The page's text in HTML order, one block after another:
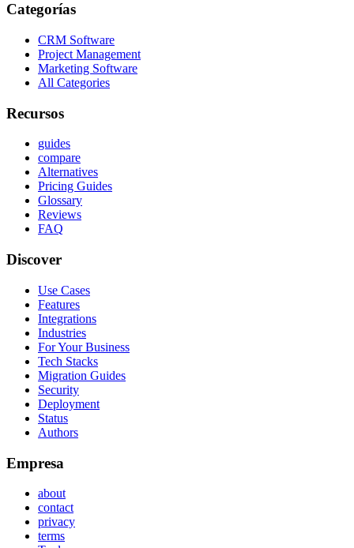
Categorías
CRM Software
Project Management
Marketing Software
All Categories
Recursos
guides
compare
Alternatives
Pricing Guides
Glossary
Reviews
FAQ
Discover
Use Cases
Features
Integrations
Industries
For Your Business
Tech Stacks
Migration Guides
Security
Deployment
Status
Authors
Empresa
about
contact
privacy
terms